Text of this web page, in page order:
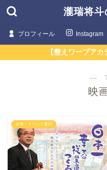
瀧瑞将
プロフィール Instagram
【整えワープア
―
映
企画・イベント案内